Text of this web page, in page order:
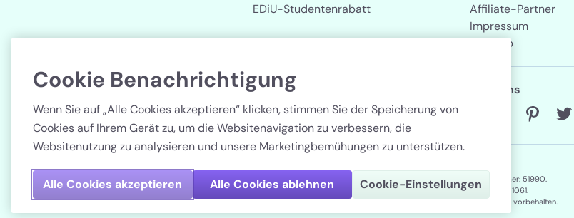
EDiU-Studentenrabatt
Affiliate-Partner
Impressum
Sitemap
Folgen Sie uns
Land
Lenstore.de. Registernummer: 51990.
USt-IDNr. 2325/248/81061.
Copyright © 2026. Alle Rechte vorbehalten.
Cookie Benachrichtigung
Wenn Sie auf „Alle Cookies akzeptieren“ klicken, stimmen Sie der Speicherung von
Cookies auf Ihrem Gerät zu, um die Websitenavigation zu verbessern, die
Websitenutzung zu analysieren und unsere Marketingbemühungen zu unterstützen.
Alle Cookies ablehnen
Alle Cookies akzeptieren Cookie-Einstellungen